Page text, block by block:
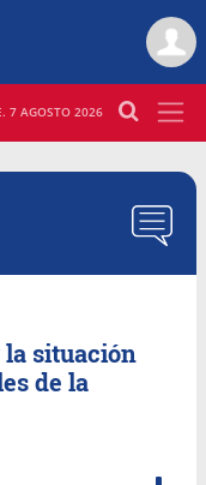
7 AGOSTO 2026
la situación
de la